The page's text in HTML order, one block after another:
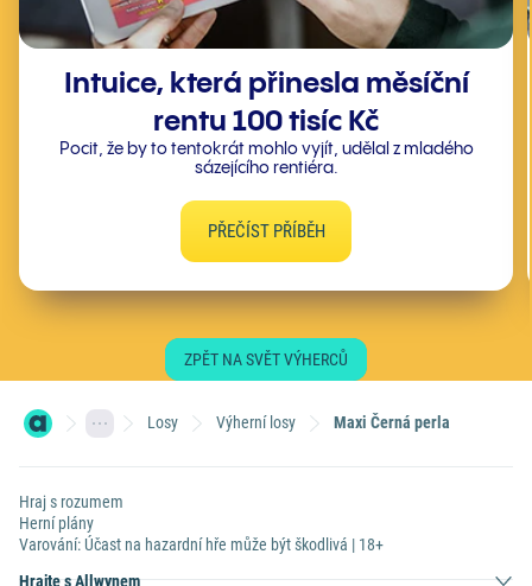
Intuice, která přinesla měsíční
rentu 100 tisíc Kč
Pocit, že by to tentokrát mohlo vyjít, udělal z mladého
sázejícího rentiéra.
PŘEČÍST PŘÍBĚH
ZPĚT NA SVĚT VÝHERCŮ
Losy Výherní losy Maxi Černá perla
Hraj s rozumem
Herní plány
Varování: Účast na hazardní hře může být škodlivá | 18+
Hrajte s Allwynem